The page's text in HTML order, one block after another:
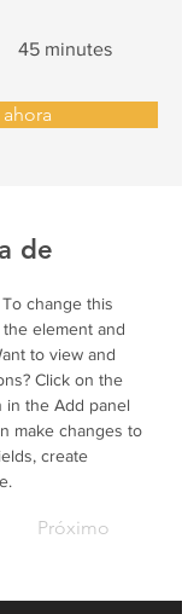
45 minutes
ahora
de
change this
element and
to view and
Click on the
in the Add panel
make changes to
create
Próximo